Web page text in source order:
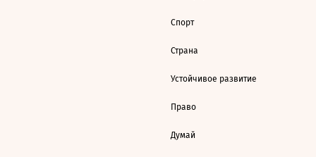
Спорт
Страна
Устойчивое развитие
Право
Думай